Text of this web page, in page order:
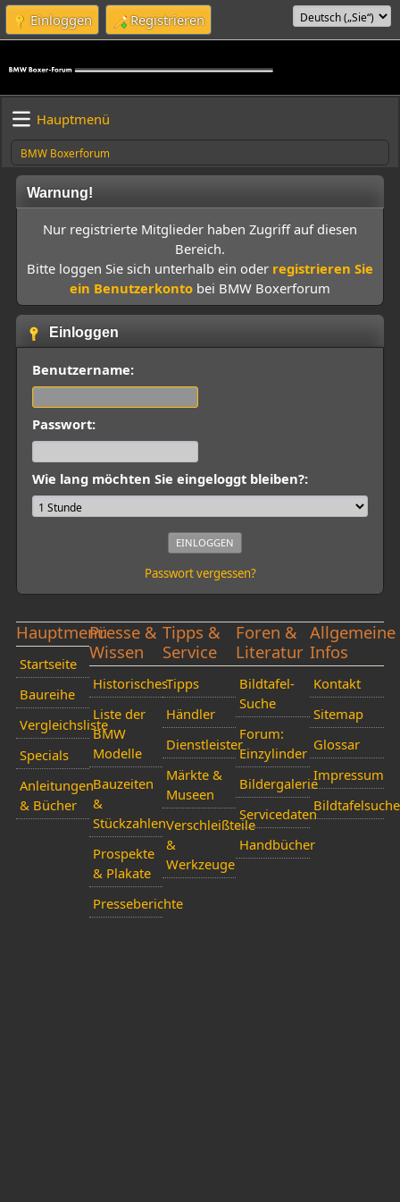
Einloggen Registrieren
Hauptmenü
BMW Boxerforum
Warnung!
Nur registrierte Mitglieder haben Zugriff auf diesen
Bereich.
Bitte loggen Sie sich unterhalb ein oder registrieren Sie
ein Benutzerkonto bei BMW Boxerforum
Einloggen
Benutzername:
Passwort:
Wie lang möchten Sie eingeloggt bleiben?:
Passwort vergessen?
Hauptmenü
Startseite
Baureihe
Vergleichsliste
Specials
Anleitungen
& Bücher
Presse &
Wissen
Historisches
Liste der
BMW
Modelle
Bauzeiten
&
Stückzahlen
Prospekte
& Plakate
Presseberichte
Tipps &
Service
Tipps
Händler
Dienstleister
Märkte &
Museen
Verschleißteile
&
Werkzeuge
Foren &
Literatur
Bildtafel-
Suche
Forum:
Einzylinder
Bildergalerie
Servicedaten
Handbücher
Allgemeine
Infos
Kontakt
Sitemap
Glossar
Impressum
Bildtafelsuche